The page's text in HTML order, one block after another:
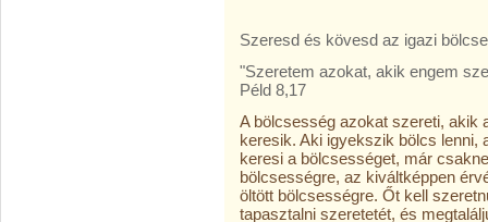
Szeresd és kövesd az igazi
"Szeretem azokat, akik engem
Péld 8,17
A bölcsesség azokat szereti, akik
keresik. Aki igyekszik bölcs lenni,
keresi a bölcsességet, már
bölcsességre, az kiváltképpen
öltött bölcsességre. Őt kell
tapasztalni szeretetét, és